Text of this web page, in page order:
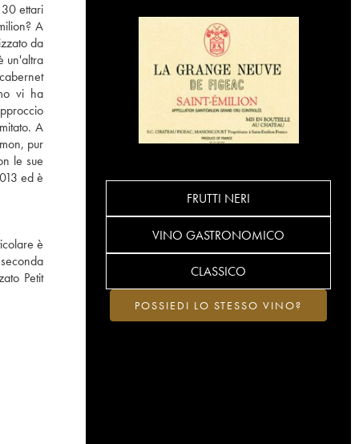
ettari
A
da
un'altra
vi ha
A
pur
le sue
ed è
è
Petit
FRUTTI NERI
VINO GASTRONOMICO
CLASSICO
POSSIEDI LO STESSO VINO?